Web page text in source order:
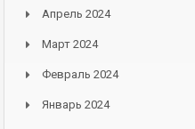
Апрель 2024
Март 2024
Февраль 2024
Январь 2024